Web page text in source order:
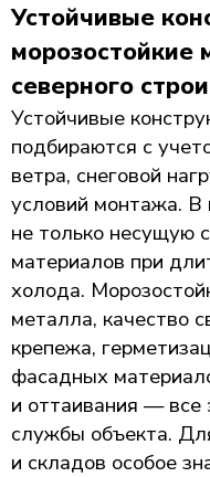
Устойчивые
морозостойкие
северного
Устойчивые
подбираются с
ветра, снеговой
условий монтажа. В
не только несущую
материалов при
холода.
металла, качество
крепежа,
фасадных
и оттаивания — все
службы объекта.
и складов особое